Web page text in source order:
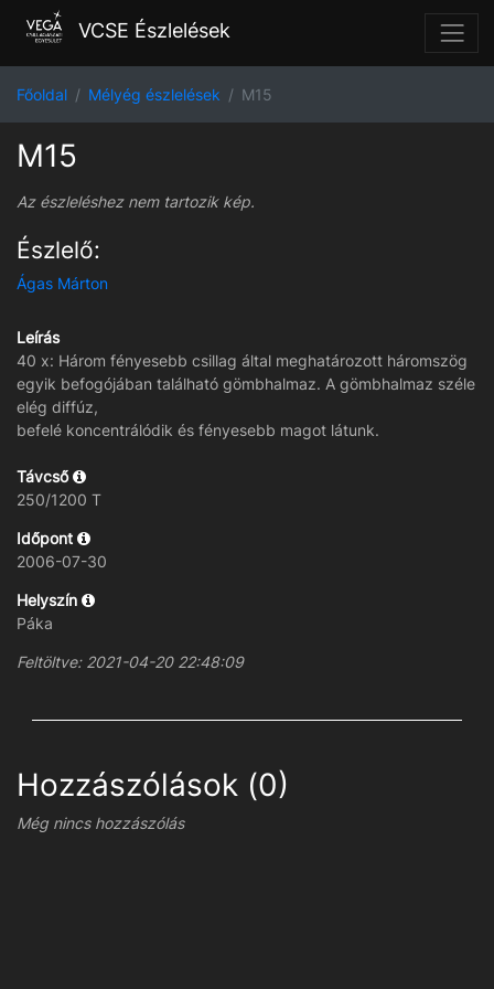
VCSE Észlelések
Főoldal Mélyég észlelések M15
M15
Az észleléshez nem tartozik kép.
Észlelő:
Ágas Márton
Leírás
40 x: Három fényesebb csillag által meghatározott háromszög
egyik befogójában található gömbhalmaz. A gömbhalmaz széle
elég diffúz,
befelé koncentrálódik és fényesebb magot látunk.
Távcső
250/1200 T
Időpont
2006-07-30
Helyszín
Páka
Feltöltve: 2021-04-20 22:48:09
Hozzászólások (0)
Még nincs hozzászólás